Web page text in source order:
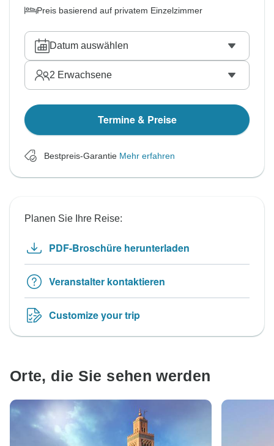
Preis basierend auf privatem Einzelzimmer
Datum auswählen
2 Erwachsene
Termine & Preise
Bestpreis-Garantie Mehr erfahren
Planen Sie Ihre Reise:
PDF-Broschüre herunterladen
Veranstalter kontaktieren
Customize your trip
Orte, die Sie sehen werden